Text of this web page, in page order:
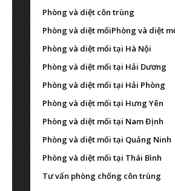
Phòng và diệt côn trùng
Phòng và diệt mốiPhòng và diệt
Phòng và diệt mối tại Hà Nội
Phòng và diệt mối tại Hải Dương
Phòng và diệt mối tại Hải Phòng
Phòng và diệt mối tại Hưng Yên
Phòng và diệt mối tại Nam Định
Phòng và diệt mối tại Quảng Ninh
Phòng và diệt mối tại Thái Bình
Tư vấn phòng chống côn trùng